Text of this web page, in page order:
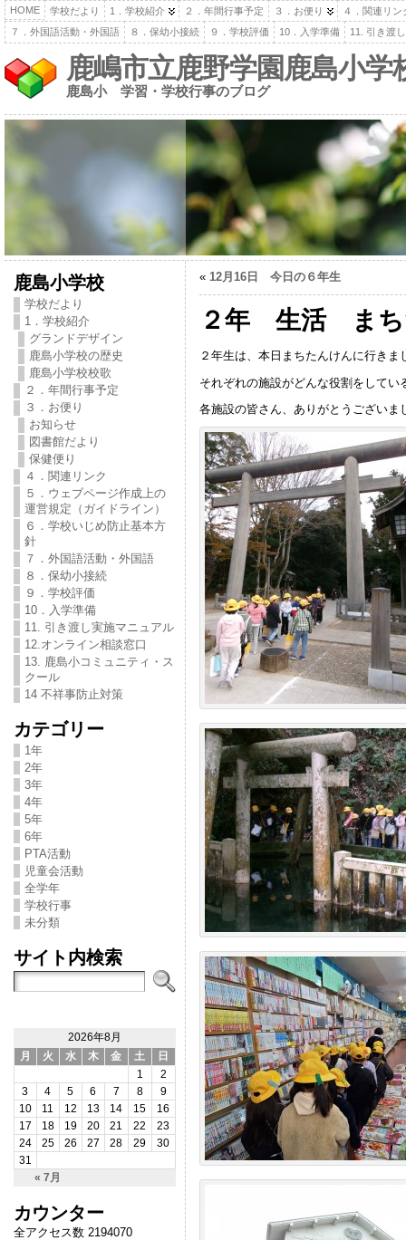
HOME 学校だより 1．学校紹介 ２．年間行事予定 ３．お便り
４．関連リン
７．外国語活動・外国語
８．保幼小接続 ９．学校評価 10．入学準備 11. 引き渡
鹿嶋市立鹿野学園鹿島小学
鹿島小 学習・学校行事のブログ
鹿島小学校
学校だより
1．学校紹介
グランドデザイン
鹿島小学校の歴史
鹿島小学校校歌
２．年間行事予定
３．お便り
お知らせ
図書館だより
保健便り
４．関連リンク
５．ウェブページ作成上の
運営規定（ガイドライン）
６．学校いじめ防止基本方
針
７．外国語活動・外国語
８．保幼小接続
９．学校評価
10．入学準備
11. 引き渡し実施マニュアル
12.オンライン相談窓口
13. 鹿島小コミュニティ・ス
クール
14 不祥事防止対策
カテゴリー
1年
2年
3年
4年
5年
6年
PTA活動
児童会活動
全学年
学校行事
未分類
サイト内検索
2026年8月
月
火 水 木 金 土 日
« 7月
1
2
3
4 5 6 7 8
9
10
11 12 13 14 15
16
17
18 19 20 21 22
23
24
25 26 27 28 29
30
31
カウンター
全アクセス数 2194070
« 12月16日 今日の６年生
２年 生活 まち
２年生は、本日まちたんけんに行きま
それぞれの施設がどんな役割をして
各施設の皆さん、ありがとうございま